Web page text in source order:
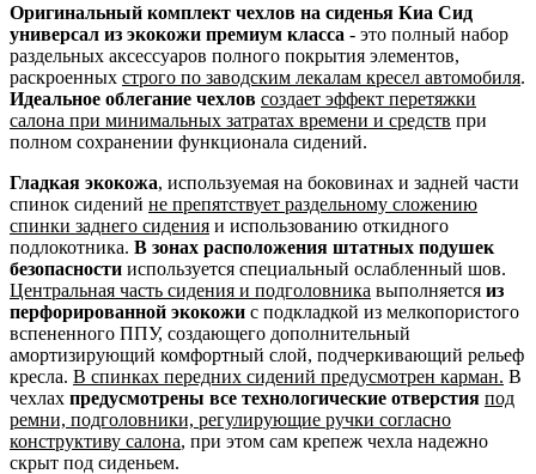
Оригинальный комплект чехлов на сиденья Киа Сид
универсал из экокожи премиум класса - это полный набор
раздельных аксессуаров полного покрытия элементов,
раскроенных строго по заводским лекалам кресел автомобиля.
Идеальное облегание чехлов создает эффект перетяжки
салона при минимальных затратах времени и средств при
полном сохранении функционала сидений.
Гладкая экокожа, используемая на боковинах и задней части
спинок сидений не препятствует раздельному сложению
спинки заднего сидения и использованию откидного
подлокотника. В зонах расположения штатных подушек
безопасности используется специальный ослабленный шов.
Центральная часть сидения и подголовника выполняется из
перфорированной экокожи с подкладкой из мелкопористого
вспененного ППУ, создающего дополнительный
амортизирующий комфортный слой, подчеркивающий рельеф
кресла. В спинках передних сидений предусмотрен карман. В
чехлах предусмотрены все технологические отверстия под
ремни, подголовники, регулирующие ручки согласно
конструктиву салона, при этом сам крепеж чехла надежно
скрыт под сиденьем.